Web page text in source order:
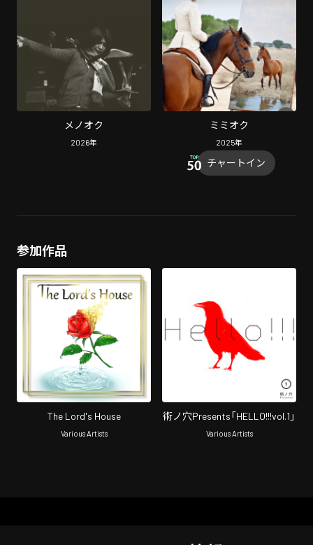
メノオク
2026年
ミミオク
2025年
チャートイン
参加作品
The Lord's House
Various Artists
術ノ穴Presents「HELLO!!!vol.1」
Various Artists